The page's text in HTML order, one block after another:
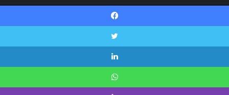
Politique de confidentialité
Facebook
TwitterLinkedinYouTubeInstagramSnapchat
Facebook
Twitter
Linkedin
WhatsApp